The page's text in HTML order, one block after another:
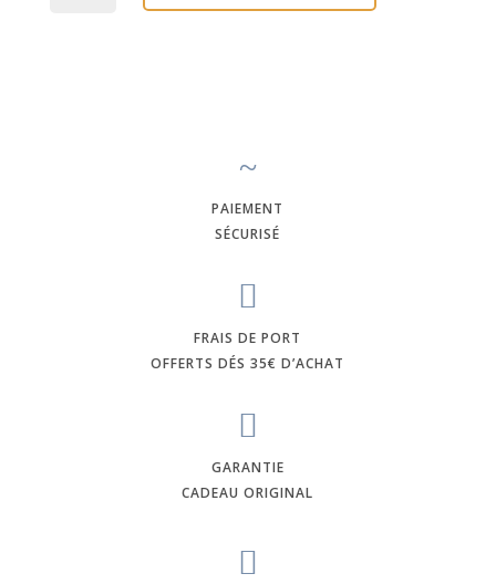
~
PAIEMENT
SÉCURISÉ

FRAIS DE PORT
OFFERTS DÉS 35€ D’ACHAT

GARANTIE
CADEAU ORIGINAL
